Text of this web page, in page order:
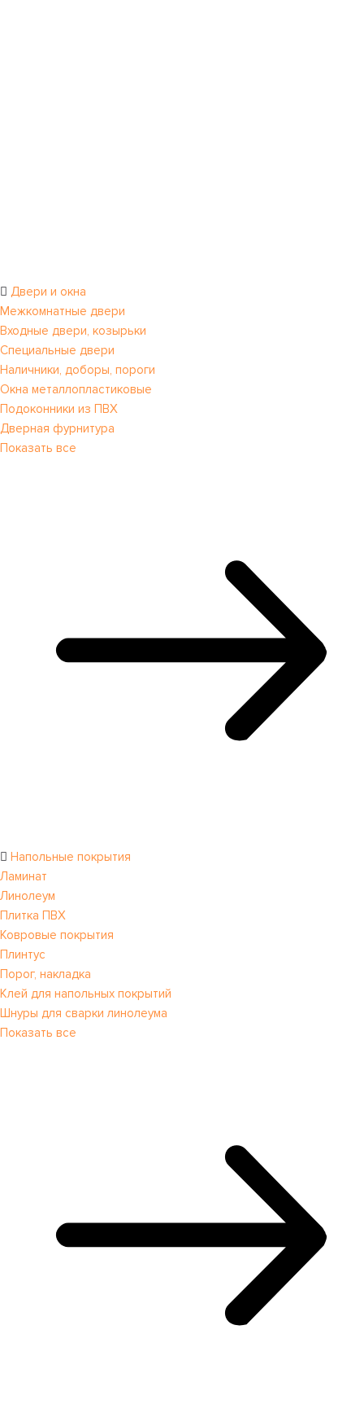
Двери и окна
Межкомнатные двери
Входные двери, козырьки
Специальные двери
Наличники, доборы, пороги
Окна металлопластиковые
Подоконники из ПВХ
Дверная фурнитура
Показать все
Напольные покрытия
Ламинат
Линолеум
Плитка ПВХ
Ковровые покрытия
Плинтус
Порог, накладка
Клей для напольных покрытий
Шнуры для сварки линолеума
Показать все